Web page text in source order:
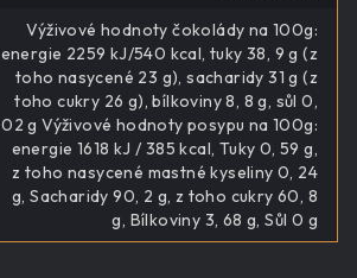
Výživové hodnoty čokolády na 100g:
energie 2259 kJ/540 kcal, tuky 38, 9 g (z
toho nasycené 23 g), sacharidy 31 g (z
toho cukry 26 g), bílkoviny 8, 8 g, sůl 0,
02 g Výživové hodnoty posypu na 100g:
energie 1618 kJ / 385 kcal, Tuky 0, 59 g,
z toho nasycené mastné kyseliny 0, 24
g, Sacharidy 90, 2 g, z toho cukry 60, 8
g, Bílkoviny 3, 68 g, Sůl 0 g